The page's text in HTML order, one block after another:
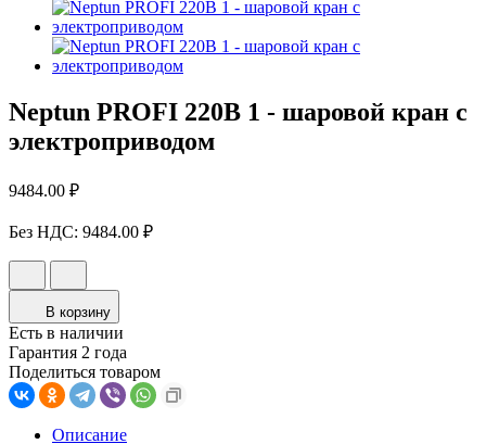
Neptun PROFI 220В 1 - шаровой кран с
электроприводом
9484.00 ₽
Без НДС: 9484.00 ₽
В корзину
Есть в наличии
Гарантия 2 года
Поделиться товаром
Описание